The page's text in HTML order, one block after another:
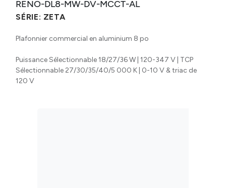
RENO-DL8-MW-DV-MCCT-AL
SÉRIE: ZETA
Plafonnier commercial en aluminium 8 po
Puissance Sélectionnable 18/27/36 W | 120-347 V | TCP
Sélectionnable 27/30/35/40/5 000 K | 0-10 V & triac de
120 V